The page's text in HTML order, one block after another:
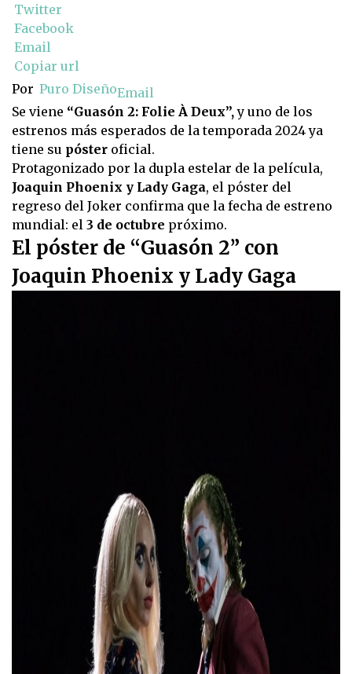
Twitter
Facebook
Email
Copiar url
Por Puro DiseñoEmail
Se viene “Guasón 2: Folie À Deux”,y uno de los
estrenos más esperados de la temporada 2024 ya
tiene su póster oficial.
Protagonizado por la dupla estelar de la película,
Joaquin Phoenix y Lady Gaga, el póster del
regreso del Joker confirma que la fecha de estreno
mundial: el 3 de octubre próximo.
El póster de “Guasón 2” con
Joaquin Phoenix y Lady Gaga